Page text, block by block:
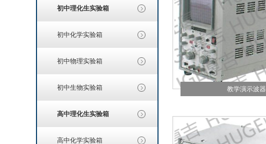
初中理化生实验箱
初中化学实验箱
初中物理实验箱
初中生物实验箱
高中理化生实验箱
高中化学实验箱
教学演示波器